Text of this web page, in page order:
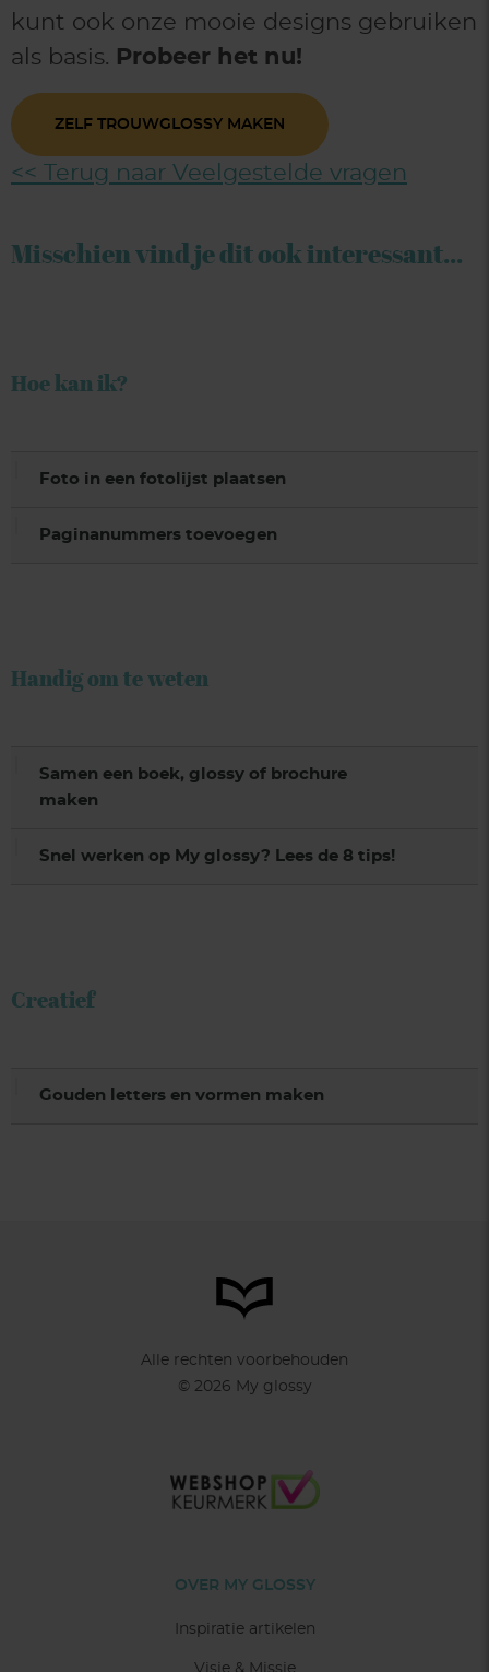
kunt ook onze mooie designs gebruiken
als basis. Probeer het nu!
ZELF TROUWGLOSSY MAKEN
<< Terug naar Veelgestelde vragen
Misschien vind je dit ook interessant...
Hoe kan ik?
Foto in een fotolijst plaatsen
Paginanummers toevoegen
Handig om te weten
Samen een boek, glossy of brochure
maken
Snel werken op My glossy? Lees de 8 tips!
Creatief
Gouden letters en vormen maken
Alle rechten voorbehouden
© 2026 My glossy
OVER MY GLOSSY
Inspiratie artikelen
Visie & Missie